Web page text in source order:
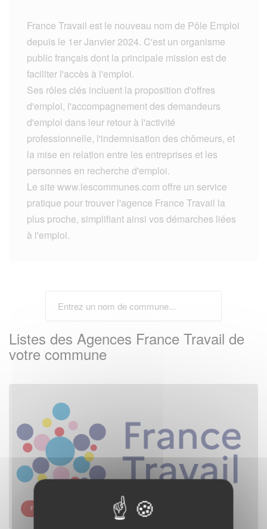
France Travail est le nouveau nom de Pôle Emploi
depuis le 1er Janvier 2024. C'est un organisme
public français dont la principale mission est de
faciliter l'accès à l'emploi.
Ses rôles clés incluent la proposition d'offres
d'emploi, l'accompagnement des demandeurs
d'emploi dans leur retour à l'activité
professionnelle, l'indemnisation des chômeurs, et
la mise en relation entre les entreprises et les
personnes en recherche d'emploi.
Le site www.lescommunes.com offre un service
pratique pour trouver l'agence France Travail la
plus proche, simplifiant ainsi vos démarches liées
à l'emploi.
Listes des Agences France Travail de
votre commune
FRANCE TRAVAIL - LES MUREAUX